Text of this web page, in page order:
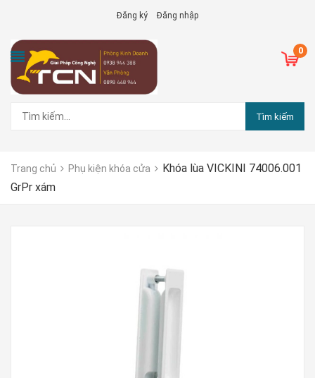
Đăng ký Đăng nhập
0
Tìm kiếm
Trang chủ Phụ kiện khóa cửa
Khóa lùa VICKINI 74006.001
GrPr xám